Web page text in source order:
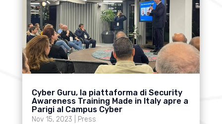
Cyber Guru, la piattaforma di Security
Awareness Training Made in Italy apre a
Parigi al Campus Cyber
Nov 15, 2023
Press